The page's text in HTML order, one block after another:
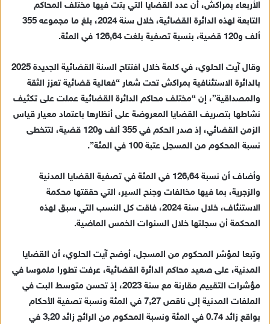
ب
ي
ا
إ
ل
ك
ت
ر
ن
الأربعاء بمراكش، أن عدد القضايا التي بتت فيها مختلف المحاكم
التابعة لهذه الدائرة القضائية، خلال سنة 2024، بلغ ما مجموعه 355
ألف و120 قضية، بنسبة تصفية بلغت 126,64 في المئة.
وقال آيت الحلوي، في كلمة خلال افتتاح السنة القضائية الجديدة 2025
بالدائرة الاستئنافية بمراكش تحت شعار “فعالية قضائية تعزز الثقة
والمصداقية”، إن “مختلف محاكم الدائرة القضائية عملت على تكثيف
نشاطها بتصريف القضايا المعروضة على أنظارها باعتماد معيار قياس
الزمن القضائي، إذ صدر الحكم في 355 ألف و120 قضية، لتتخطى
نسبة المحكوم من المسجل عتبة 100 في المئة”.
وأضاف أن نسبة 126,64 في المئة في تصفية القضايا المدنية
والزجرية، بما فيها مخالفات وجنح السير، التي حققتها محكمة
الاستنئاف، خلال سنة 2024، فاقت كل النسب التي سبق لهذه
المحكمة أن سجلتها خلال السنوات الخمس الماضية.
وتبعا لمؤشر المحكوم من المسجل، أوضح آيت الحلوي، أن القضايا
المدنية، على صعيد محاكم الدائرة القضائية، عرفت تطورا ملموسا في
مؤشرات التقييم مقارنة مع سنة 2023، إذ تحسن متوسط البت في
الملفات المدنية إلى ناقص 7,27 في المئة ونسبة تصفية الأحكام
بواقع زائد 0.74 في المئة ونسبة المحكوم من الرائج زائد 3,20 في